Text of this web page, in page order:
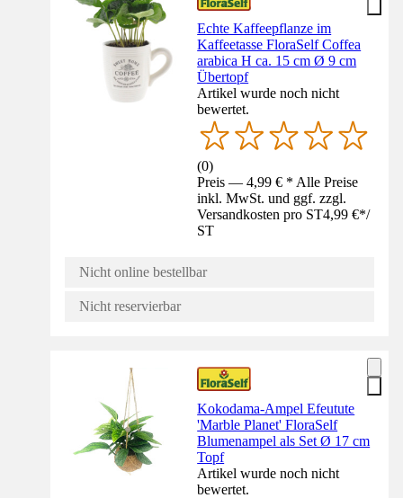
Echte Kaffeepflanze im
Kaffeetasse FloraSelf Coffea
arabica H ca. 15 cm Ø 9 cm
Übertopf
Artikel wurde noch nicht
bewertet.
(0)
Preis — 4,99 € * Alle Preise
inkl. MwSt. und ggf. zzgl.
Versandkosten pro ST4,99 €*/
ST
Nicht online bestellbar
Nicht reservierbar
Kokodama-Ampel Efeutute
'Marble Planet' FloraSelf
Blumenampel als Set Ø 17 cm
Topf
Artikel wurde noch nicht
bewertet.